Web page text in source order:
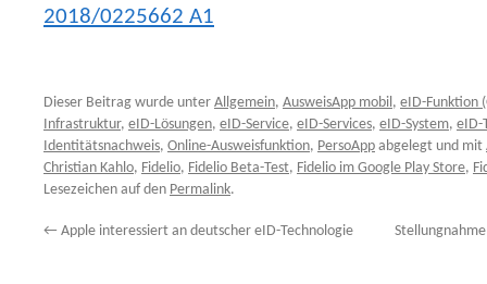
2018/0225662 A1
Dieser Beitrag wurde unter Allgemein, AusweisApp mobil, eID-Funktion
Infrastruktur, eID-Lösungen, eID-Service, eID-Services, eID-System, eID-
Identitätsnachweis, Online-Ausweisfunktion, PersoApp abgelegt und mit
Christian Kahlo, Fidelio, Fidelio Beta-Test, Fidelio im Google Play Store,
Lesezeichen auf den Permalink.
← Apple interessiert an deutscher eID-Technologie